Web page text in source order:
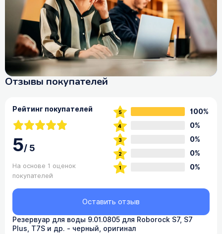
Отзывы покупателей
Рейтинг покупателей
5/5
На основе 1 оценок
покупателей
100%
0%
0%
0%
0%
Резервуар для воды 9.01.0805 для Roborock S7, S7
Plus, T7S и др. - черный, оригинал
Оставить отзыв